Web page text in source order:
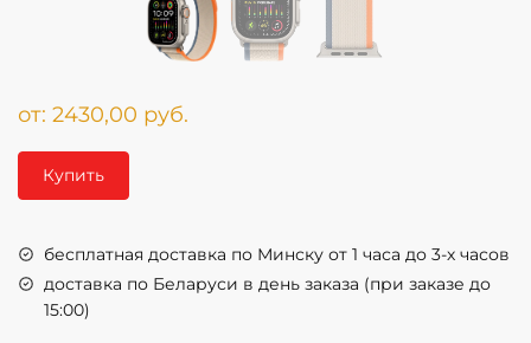
от: 2430,00 руб.
Купить
бесплатная доставка по Минску от 1 часа до 3-х часов
доставка по Беларуси в день заказа (при заказе до
15:00)